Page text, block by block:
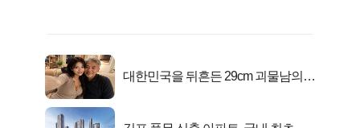
대한민국을 뒤흔든 29cm 괴물남의